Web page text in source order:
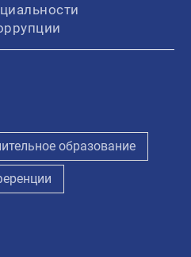
образование